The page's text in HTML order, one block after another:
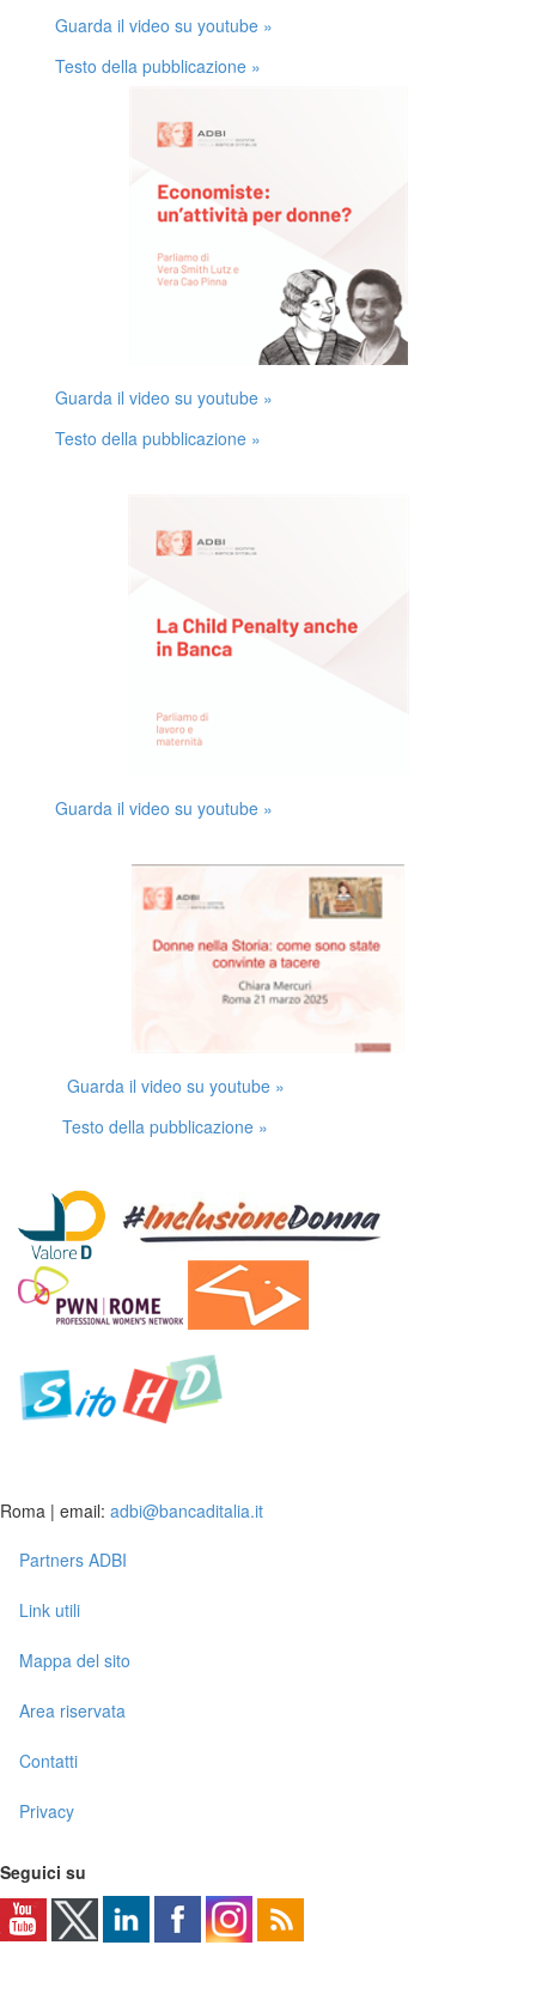
Guarda il video su youtube »
Testo della pubblicazione »
Guarda il video su youtube »
Testo della pubblicazione »
Guarda il video su youtube »
Guarda il video su youtube »
Testo della pubblicazione »
Roma | email: adbi@bancaditalia.it
Partners ADBI
Link utili
Mappa del sito
Area riservata
Contatti
Privacy
Seguici su